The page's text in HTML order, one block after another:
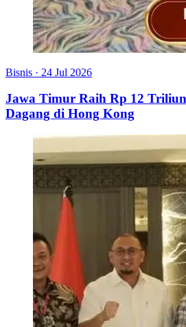
Bisnis · 24 Jul 2026
Jawa Timur Raih Rp 12
Dagang di Hong Kong